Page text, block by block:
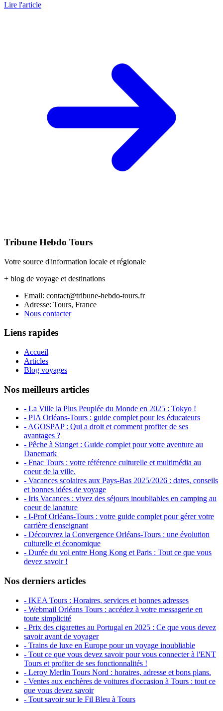
Lire l'article
Tribune Hebdo Tours
Votre source d'information locale et régionale
+ blog de voyage et destinations
Email: contact@tribune-hebdo-tours.fr
Adresse: Tours, France
Nous contacter
Liens rapides
Accueil
Articles
Blog voyages
Nos meilleurs articles
- La Ville la Plus Peuplée du Monde en 2025 : Tokyo !
- PIA Orléans-Tours : guide complet pour les éducateurs
- AGOSPAP : Qui a droit et comment profiter de ses
avantages ?
- Pêche à Stanget : Guide complet pour votre aventure au
Danemark
- Fnac Tours : votre référence culturelle et multimédia au
coeur de la ville.
- Vacances scolaires aux Pays-Bas 2025/2026 : dates, conseils
et bonnes idées de voyage
- Iris Vacances : vivez des séjours inoubliables en camping au
coeur de lanature
- I-Prof Orléans-Tours : votre guide complet pour gérer votre
carrière d'enseignant
- Découvrez la Convergence Orléans-Tours : une évolution
culturelle et économique
- Durée du vol entre Hong Kong et Paris : Tout ce que vous
devez savoir !
Nos derniers articles
- IKEA Tours : Horaires, services et bonnes adresses
- Webmail Orléans Tours : accédez à votre messagerie en
toute simplicité
- Prix des cigarettes au Portugal en 2025 : Ce que vous devez
savoir avant de voyager
- Trains de luxe en Europe pour un voyage inoubliable
- Tout ce que vous devez savoir pour vous connecter à l'ENT
Tours et profiter de ses fonctionnalités !
- Leroy Merlin Tours Nord : horaires, adresse et bons plans.
- Ventes aux enchères de voitures d'occasion à Tours : tout ce
que vous devez savoir
- Tout savoir sur le Fil Bleu à Tours